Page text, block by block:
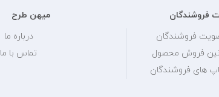
فروشندگان
فروشندگان
فروش محصول
های فروشندگان
میهن طرح
درباره ما
تماس با ما